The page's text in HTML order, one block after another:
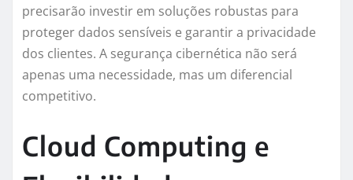
precisarão investir em soluções robustas para
proteger dados sensíveis e garantir a privacidade
dos clientes. A segurança cibernética não será
apenas uma necessidade, mas um diferencial
competitivo.
Cloud Computing e